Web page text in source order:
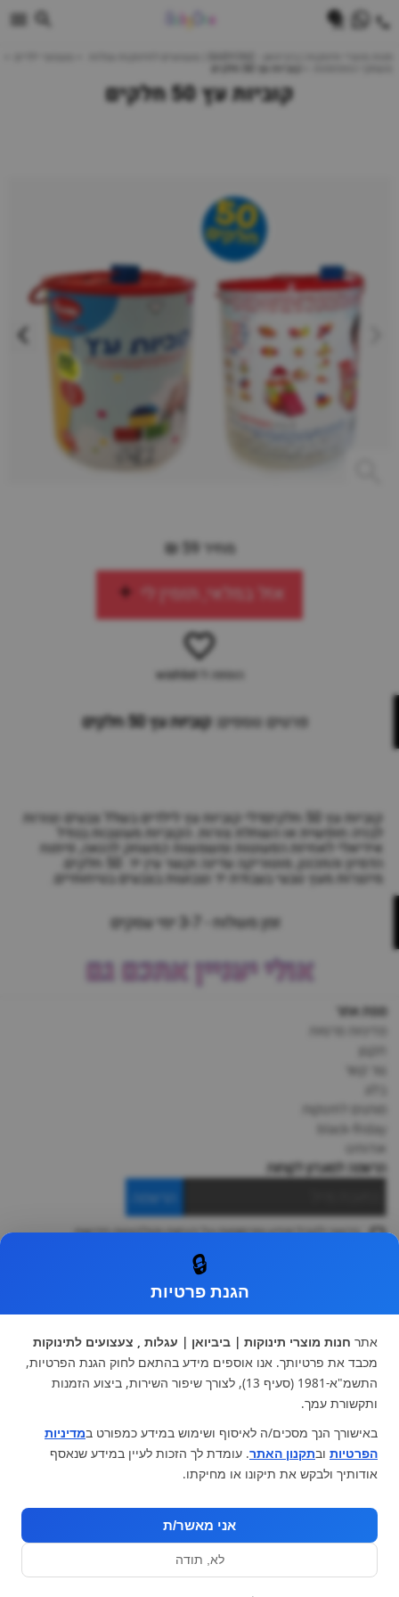
קוביות עץ 50 חלקים
מחיר 59 ₪
אזל במלאי, תזמין לי
הוספה ל-wishlist
פרטים נוספים:קוביות עץ 50 חלקים
קוביות עץ 50 חלקיםדלי קוביות עץ לילדים בשלל צבעים וצורות
לבניה חופשית או השחלת צורות. הקוביות מעוצבות בגודל
אידיאלי לאחיזת הפעוטות ומשמשות כמשחק להנאה, פיתוח
הדמיון והתכנון, מוטוריקה עדינה וקשר עין יד. 50 חלקים.
מיוצרות מעץ טבעי בעבודת יד וצבועות בצבעים בטיחותיים.
זמן משלוח - 3-7 ימי עסקים
אולי יעניין אתכם גם
מפת אתר
צור קשר
מותגים לתינוקות
black-friday
אודותינו
הרשמה למועדון לקוחות
הרשמה
ברצוני לקבל מידע ופרסומות על הנחות וקולקציות חדשות
עגלות וטיולונים
כיסא בטיחות ואביזרים
ריהוט לתינוקות
מצעים למיטת תינוק וטקסטיל
צעצועי ילדים
על גלגלים
הנקה והאכלה
מוצרי אמבטיה
מוזמנים לבקר אותנו:
🔒
הגנת פרטיות
אתר חנות מוצרי תינוקות | ביביואן | עגלות , צעצועים לתינוקות
מכבד את פרטיותך. אנו אוספים מידע בהתאם לחוק הגנת הפרטיות,
התשמ"א-1981 (סעיף 13), לצורך שיפור השירות, ביצוע הזמנות
ותקשורת עמך.
באישורך הנך מסכים/ה לאיסוף ושימוש במידע כמפורט במדיניות
הפרטיות ובתקנון האתר. עומדת לך הזכות לעיין במידע שנאסף
אודותיך ולבקש את תיקונו או מחיקתו.
אני מאשר/ת
לא, תודה